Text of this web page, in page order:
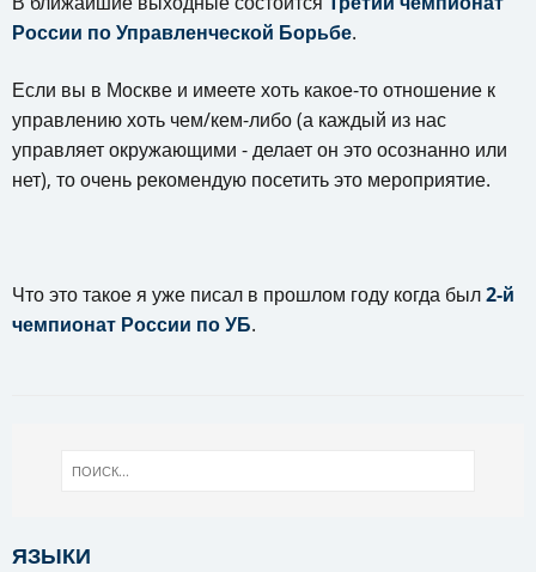
России по Управленческой Борьбе.
Если вы в Москве и имеете хоть какое-то отношение к
управлению хоть чем/кем-либо (а каждый из нас
управляет окружающими - делает он это осознанно или
нет), то очень рекомендую посетить это мероприятие.
Что это такое я уже писал в прошлом году когда был2-й
чемпионат России по УБ.
ЯЗЫКИ